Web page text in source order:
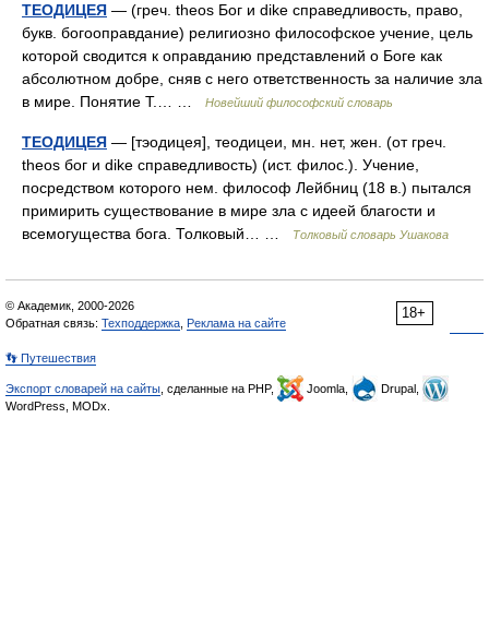
ТЕОДИЦЕЯ — (греч. theos Бог и dike справедливость, право,
букв. богооправдание) религиозно философское учение, цель
которой сводится к оправданию представлений о Боге как
абсолютном добре, сняв с него ответственность за наличие зла
в мире. Понятие Т.… …
Новейший философский словарь
ТЕОДИЦЕЯ — [тэодицея], теодицеи, мн. нет, жен. (от греч.
theos бог и dike справедливость) (ист. филос.). Учение,
посредством которого нем. философ Лейбниц (18 в.) пытался
примирить существование в мире зла с идеей благости и
всемогущества бога. Толковый… …
Толковый словарь Ушакова
18+
© Академик, 2000-2026
Обратная связь: Техподдержка Реклама на сайте
👣 Путешествия
Экспорт словарей на сайты , сделанные на PHP, Joomla,
Drupal,
WordPress, MODx.